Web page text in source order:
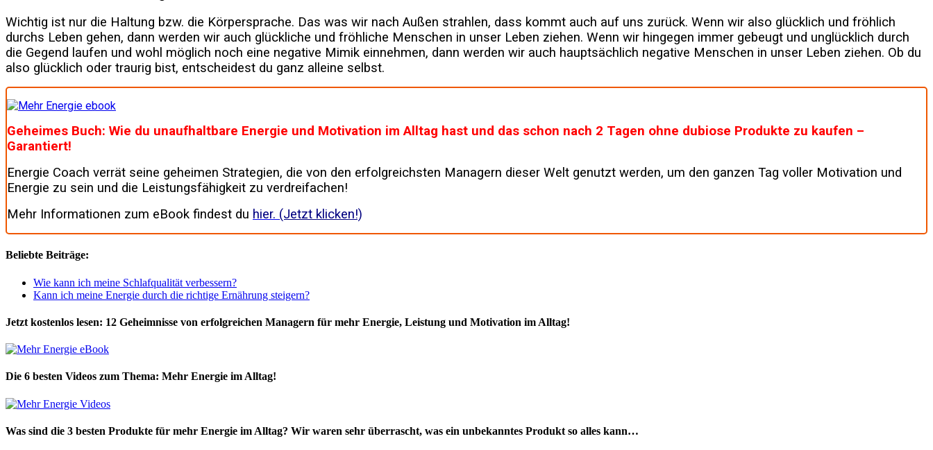
Wichtig ist nur die Haltung bzw. die Körpersprache. Das was wir nach Außen strahlen, dass kommt auch auf uns zurück. Wenn wir also glücklich und fröhlich
durchs Leben gehen, dann werden wir auch glückliche und fröhliche Menschen in unser Leben ziehen. Wenn wir hingegen immer gebeugt und unglücklich durch
die Gegend laufen und wohl möglich noch eine negative Mimik einnehmen, dann werden wir auch hauptsächlich negative Menschen in unser Leben ziehen. Ob du
also glücklich oder traurig bist, entscheidest du ganz alleine selbst.
Geheimes Buch: Wie du unaufhaltbare Energie und Motivation im Alltag hast und das schon nach 2 Tagen ohne dubiose Produkte zu kaufen –
Garantiert!
Energie Coach verrät seine geheimen Strategien, die von den erfolgreichsten Managern dieser Welt genutzt werden, um den ganzen Tag voller Motivation und
Energie zu sein und die Leistungsfähigkeit zu verdreifachen!
Mehr Informationen zum eBook findest du hier. (Jetzt klicken!)
Beliebte Beiträge:
Wie kann ich meine Schlafqualität verbessern?
Kann ich meine Energie durch die richtige Ernährung steigern?
Jetzt kostenlos lesen: 12 Geheimnisse von erfolgreichen Managern für mehr Energie, Leistung und Motivation im Alltag!
Die 6 besten Videos zum Thema: Mehr Energie im Alltag!
Was sind die 3 besten Produkte für mehr Energie im Alltag? Wir waren sehr überrascht, was ein unbekanntes Produkt so alles kann…